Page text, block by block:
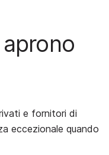
e fornitori di
eccezionale quando